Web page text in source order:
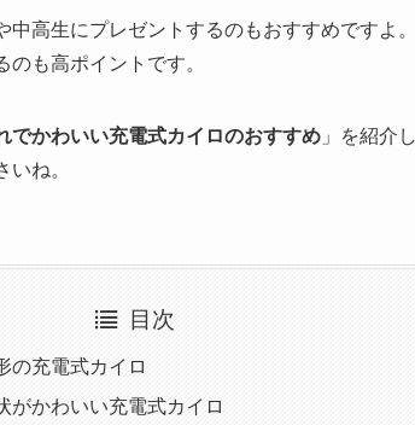
中高生にプレゼントするのもおすすめですよ
も高ポイントです。
でかわいい充電式カイロのおすすめ 」を紹介
ね。
目次
の充電式カイロ
がかわいい充電式カイロ